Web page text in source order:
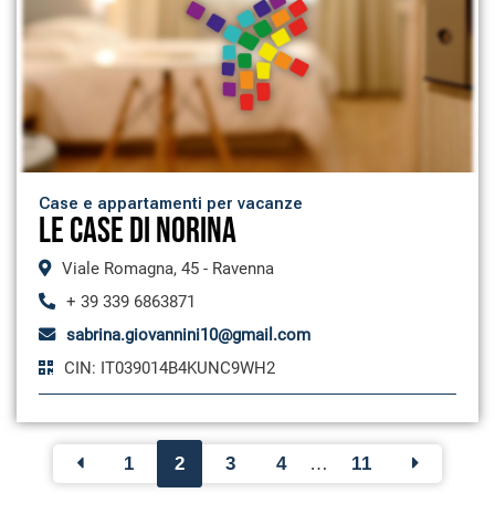
Case e appartamenti per vacanze
LE CASE DI NORINA
Viale Romagna, 45 - Ravenna
+ 39 339 6863871
sabrina.giovannini10@gmail.com
CIN: IT039014B4KUNC9WH2
1 2 3 4 … 11